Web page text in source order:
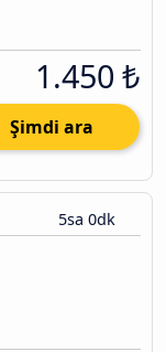
1.450 ₺
Şimdi ara
5sa 0dk